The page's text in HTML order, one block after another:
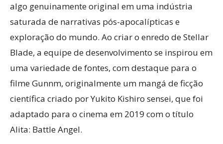
algo genuinamente original em uma indústria
saturada de narrativas pós-apocalípticas e
exploração do mundo. Ao criar o enredo de Stellar
Blade, a equipe de desenvolvimento se inspirou em
uma variedade de fontes, com destaque para o
filme Gunnm, originalmente um mangá de ficção
científica criado por Yukito Kishiro sensei, que foi
adaptado para o cinema em 2019 com o título
Alita: Battle Angel.